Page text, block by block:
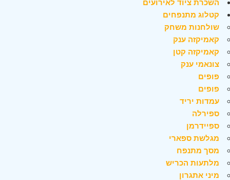
השכרת ציוד לאירועים
קטלוג מתנפחים
שולחנות משחק
קאמיקזה ענק
קאמיקזה קטן
צונאמי ענק
פופים
פופים
עמדות יריד
ספירלה
ספיידרמן
מגלשת ספארי
מסך מתנפח
מלתעות הכריש
מיני אתגרון